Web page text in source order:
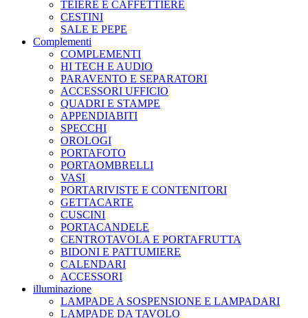
TEIERE E CAFFETTIERE
CESTINI
SALE E PEPE
Complementi
COMPLEMENTI
HI TECH E AUDIO
PARAVENTO E SEPARATORI
ACCESSORI UFFICIO
QUADRI E STAMPE
APPENDIABITI
SPECCHI
OROLOGI
PORTAFOTO
PORTAOMBRELLI
VASI
PORTARIVISTE E CONTENITORI
GETTACARTE
CUSCINI
PORTACANDELE
CENTROTAVOLA E PORTAFRUTTA
BIDONI E PATTUMIERE
CALENDARI
ACCESSORI
illuminazione
LAMPADE A SOSPENSIONE E LAMPADARI
LAMPADE DA TAVOLO